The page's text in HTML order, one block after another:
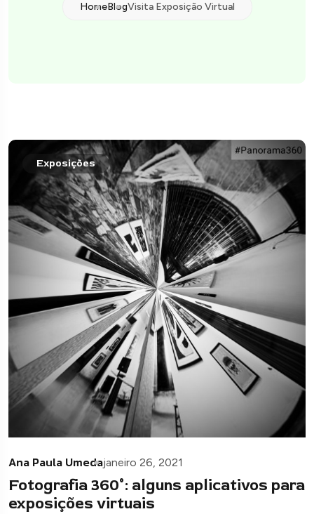
HomeBlogVisita Exposição Virtual
Exposições
Ana Paula Umedajaneiro 26, 2021
Fotografia 360°: alguns aplicativos para
exposições virtuais